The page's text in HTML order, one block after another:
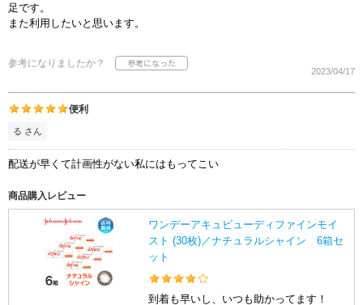
足です。
また利用したいと思います。
参考になりましたか？
2023/04/17
便利
る さん
配送が早くて計画性がない私にはもってこい
商品購入レビュー
ワンデーアキュビューディファインモイ
スト (30枚)／ナチュラルシャイン 6箱セ
ット
到着も早いし、いつも助かってます！